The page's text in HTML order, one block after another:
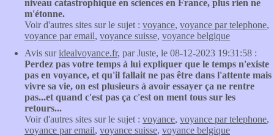
niveau catastrophique en sciences en France, plus rien ne
m'étonne.
Voir d'autres sites sur le sujet : voyance, voyance par telephone,
voyance par email, voyance suisse, voyance belgique
Avis suridealvoyance.fr, par Juste, le 08-12-2023 19:31:58 :
Perdez pas votre temps à lui expliquer que le temps n'existe
pas en voyance, et qu'il fallait ne pas être dans l'attente mais
vivre sa vie, on est plusieurs à avoir essayer ça ne rentre
pas...et quand c'est pas ça c'est on ment tous sur les
retours...
Voir d'autres sites sur le sujet : voyance, voyance par telephone,
voyance par email, voyance suisse, voyance belgique